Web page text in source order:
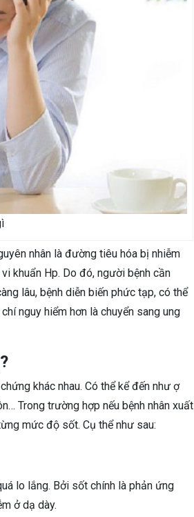
nhân là đường tiêu hóa bị nhiễm
khuẩn Hp. Do đó, người bệnh cần
lâu, bệnh diễn biến phức tạp, có thể
nguy hiểm hơn là chuyển sang ung
khác nhau. Có thể kể đến như ợ
Trong trường hợp nếu bệnh nhân xuất
mức độ sốt. Cụ thể như sau:
lo lắng. Bởi sốt chính là phản ứng
ở dạ dày.